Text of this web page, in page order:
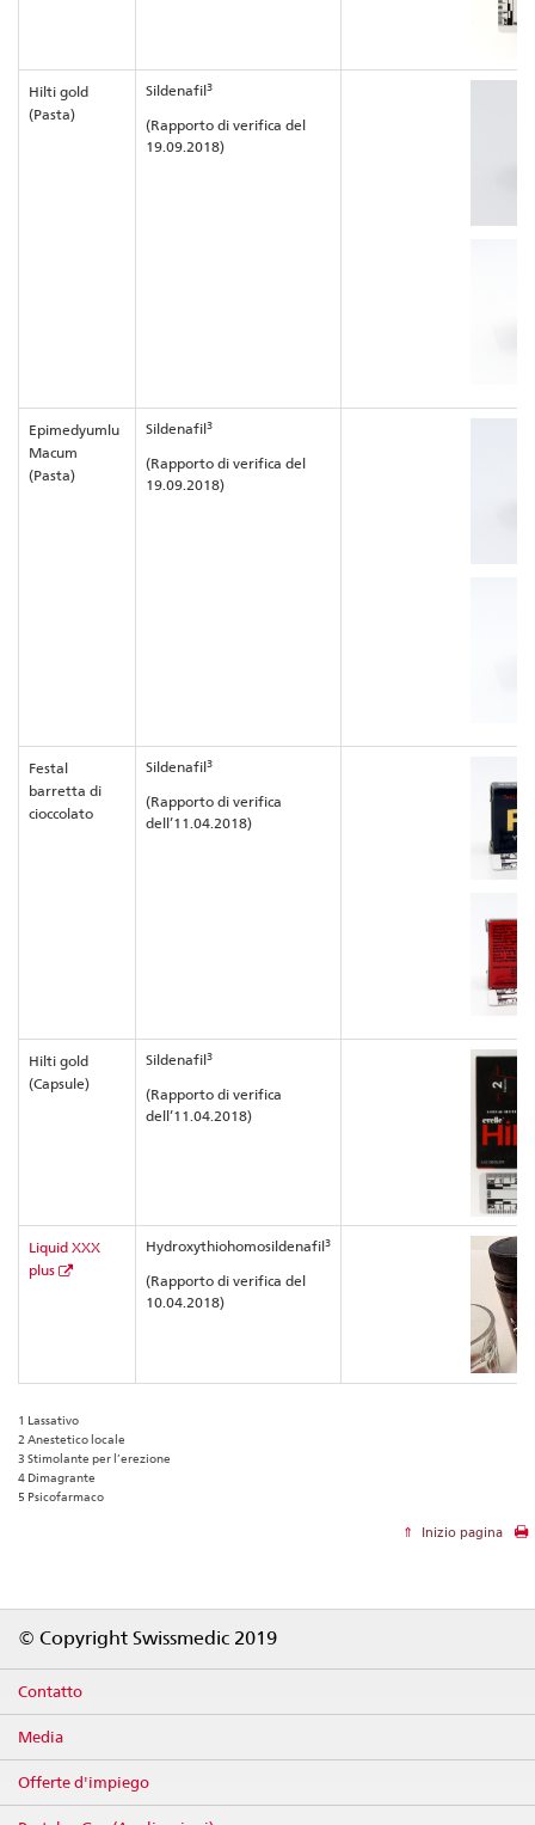
Hilti gold
(Pasta)
Sildenafil3
(Rapporto di verifica del
19.09.2018)
Epimedyumlu
Macum
(Pasta)
Sildenafil3
(Rapporto di verifica del
19.09.2018)
Festal
barretta di
cioccolato
Sildenafil3
(Rapporto di verifica
dell’11.04.2018)
Hilti gold
(Capsule)
Sildenafil3
(Rapporto di verifica
dell’11.04.2018)
Liquid XXX
plus
Hydroxythiohomosildenafil3
(Rapporto di verifica del
10.04.2018)
1 Lassativo
2 Anestetico locale
3 Stimolante per l’erezione
4 Dimagrante
5 Psicofarmaco
Inizio pagina
© Copyright Swissmedic 2019
Contatto
Media
Offerte d'impiego